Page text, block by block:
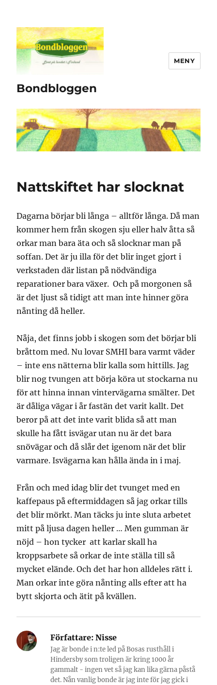
Bondbloggen
MENY
Nattskiftet har slocknat
Dagarna börjar bli långa – alltför långa. Då man
kommer hem från skogen sju eller halv åtta så
orkar man bara äta och så slocknar man på
soffan. Det är ju illa för det blir inget gjort i
verkstaden där listan på nödvändiga
reparationer bara växer. Och på morgonen så
är det ljust så tidigt att man inte hinner göra
nånting då heller.
Nåja, det finns jobb i skogen som det börjar bli
bråttom med. Nu lovar SMHI bara varmt väder
– inte ens nätterna blir kalla som hittills. Jag
blir nog tvungen att börja köra ut stockarna nu
för att hinna innan vintervägarna smälter. Det
är dåliga vägar i år fastän det varit kallt. Det
beror på att det inte varit blida så att man
skulle ha fått isvägar utan nu är det bara
snövägar och då slår det igenom när det blir
varmare. Isvägarna kan hålla ända in i maj.
Från och med idag blir det tvunget med en
kaffepaus på eftermiddagen så jag orkar tills
det blir mörkt. Man täcks ju inte sluta arbetet
mitt på ljusa dagen heller … Men gumman är
nöjd – hon tycker att karlar skall ha
kroppsarbete så orkar de inte ställa till så
mycket elände. Och det har hon alldeles rätt i.
Man orkar inte göra nånting alls efter att ha
bytt skjorta och ätit på kvällen.
Författare: Nisse
Jag är bonde i n:te led på Bosas rusthåll i
Hindersby som troligen är kring 1000 år
gammalt - ingen vet så jag kan lika gärna påstå
det. Nån vanlig bonde är jag inte för jag gick i